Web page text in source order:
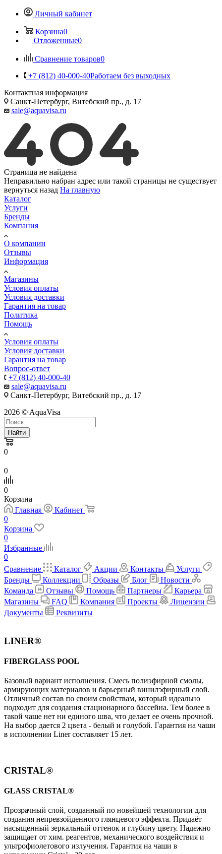
Личный кабинет
Корзина0
Отложенные0
Сравнение товаров0
+7 (812) 40-000-40Работаем без выходных
Контактная информация
Санкт-Петербург, Витебский пр., д. 17
sale@aquavisa.ru
Страница не найдена
Неправильно набран адрес или такой страницы не существует
вернуться назад На главную
Каталог
Услуги
Бренды
Компания
О компании
Отзывы
Информация
Магазины
Условия оплаты
Условия доставки
Гарантия на товар
Политика
Помощь
Условия оплаты
Условия доставки
Гарантия на товар
Вопрос-ответ
+7 (812) 40-000-40
sale@aquavisa.ru
Санкт-Петербург, Витебский пр., д. 17
2026 © AquaVisa
Найти
0
0
0
Корзина
Главная
Кабинет
0
Корзина
0
Избранные
0
Сравнение
Каталог Акции Контакты
Услуги
Бренды
Коллекции Образы Блог
Новости
Команда
Отзывы Помощь Партнеры
Карьера
Магазины
FAQ Компания Проекты
Лицензии
Документы
Реквизиты
LINER®
FIBERGLASS POOL
Базовый вариант исполнения. Cмесь полиэфирной смолы,
армирующих материалов и барьерный винилэфирный слой.
Отличный состав по своим свойствам, который идеально
подходит для создания стационарного бассейна. Тем более в
такой чаше нет ни единого шва, что делает ее очень прочной.
На выбор дается 2 цвета - белый и голубой. Гарантия на чаши
в исполнении Liner составляет 15 лет.
CRISTAL®
GLASS CRISTAL®
Прозрачный слой, созданный по новейшей технологии для
создания непревзойденного глянцевого эффекта. Придаёт
насыщенный зеркальный оттенок и глубину цвету. Надежно
защищает от хим. реагентов, механического воздействия и
ультрофиолетового излучения. Гарантия на чаши в